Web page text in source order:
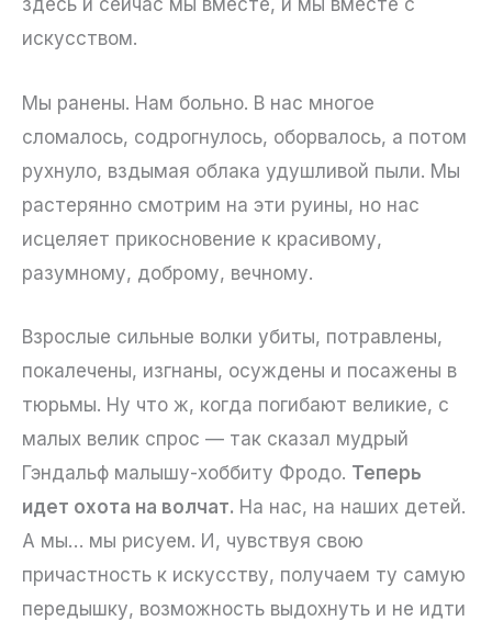
здесь и сейчас мы вместе, и мы вместе с
искусством.
Мы ранены. Нам больно. В нас многое
сломалось, содрогнулось, оборвалось, а потом
рухнуло, вздымая облака удушливой пыли. Мы
растерянно смотрим на эти руины, но нас
исцеляет прикосновение к красивому,
разумному, доброму, вечному.
Взрослые сильные волки убиты, потравлены,
покалечены, изгнаны, осуждены и посажены в
тюрьмы. Ну что ж, когда погибают великие, с
малых велик спрос — так сказал мудрый
Гэндальф малышу-хоббиту Фродо. Теперь
идет охота на волчат. На нас, на наших детей.
А мы… мы рисуем. И, чувствуя свою
причастность к искусству, получаем ту самую
передышку, возможность выдохнуть и не идти